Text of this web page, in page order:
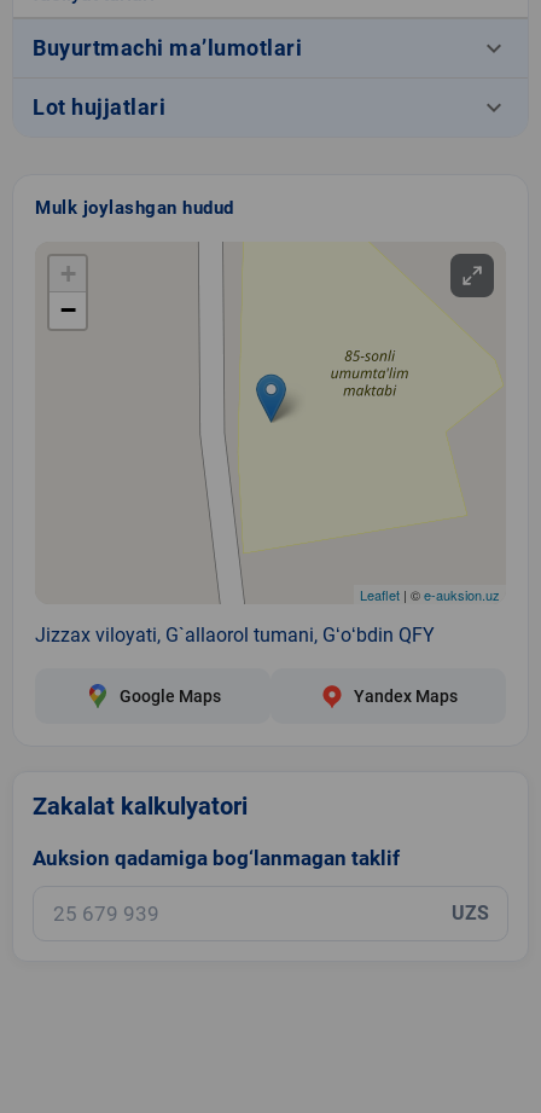
Buyurtmachi ma’lumotlari keyboard_arrow_down
Lot hujjatlari keyboard_arrow_down
Mulk joylashgan hudud
+
−
Leaflet | ©e-auksion.uz
Jizzax viloyati, G`allaorol tumani, Gʻoʻbdin QFY
Google Maps Yandex Maps
Zakalat kalkulyatori
Auksion qadamiga bog‘lanmagan taklif
UZS